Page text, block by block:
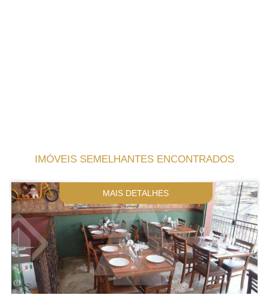
IMÓVEIS SEMELHANTES ENCONTRADOS
MAIS DETALHES